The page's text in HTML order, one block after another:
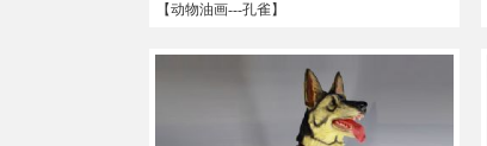
【动物油画---孔雀 】